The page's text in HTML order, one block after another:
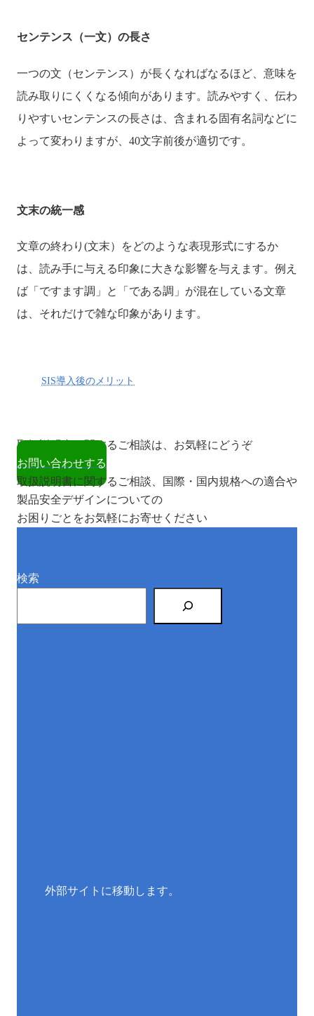
センテンス（一文）の長さ
一つの文（センテンス）が長くなればなるほど、意味を
読み取りにくくなる傾向があります。読みやすく、伝わ
りやすいセンテンスの長さは、含まれる固有名詞などに
よって変わりますが、40文字前後が適切です。
文末の統一感
文章の終わり(文末）をどのような表現形式にするか
は、読み手に与える印象に大きな影響を与えます。例え
ば「ですます調」と「である調」が混在している文章
は、それだけで雑な印象があります。
SIS導入後のメリット
取扱説明書に関するご相談は、お気軽にどうぞ
お問い合わせする
取扱説明書に関するご相談、国際・国内規格への適合や
製品安全デザインについての
お困りごとをお気軽にお寄せください
検索
外部サイトに移動します。